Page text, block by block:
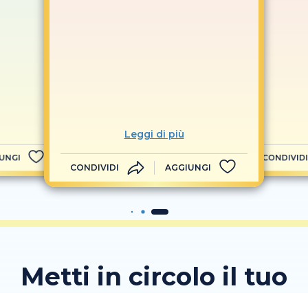
Leggi di più
CONDIVIDI AGGIUNGI
CONDIVIDI
Metti in circolo il tuo